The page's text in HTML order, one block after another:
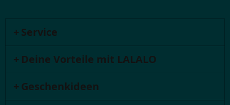
Service
Deine Vorteile mit LALALO
Geschenkideen